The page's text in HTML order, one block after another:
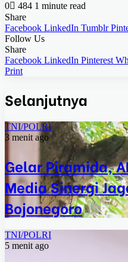
0
484 1 minute read
Share
Facebook LinkedIn Tumblr
Follow Us
Share
Facebook LinkedIn Pinterest
Print
Selanjutnya
TNI/POLRI
3 menit ago
Gelar Piramida,
Media Sinergi
Bojonegoro
TNI/POLRI
5 menit ago